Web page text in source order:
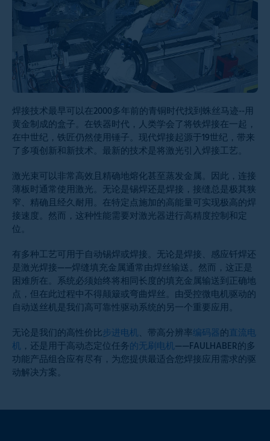
焊接技术最早可以在2000多年前的青铜时代找到蛛丝马迹--用
黄金制成的盒子。在铁器时代，人类学会了将铁焊接在一起，
在中世纪，铁匠仍然使用锤子。现代焊接起源于19世纪，带来
了多项创新和新技术。最新的技术是将激光引入焊接工艺。
激光束可以非常高效且精确地熔化甚至蒸发金属。因此，连接
薄板时通常使用激光。无论是锡焊还是焊接，接缝总是极其狭
窄、精确且经久耐用。在特定点施加的高能量可实现极高的焊
接速度。然而，这种性能需要对激光器进行高精度控制和定
位。
有多种工艺可用于自动锡焊或焊接。无论是焊接、感应钎焊还
是激光焊接——焊缝填充金属通常由焊丝输送。然而，这正是
困难所在。系统必须始终将相同长度的填充金属输送到正确地
点，但在此过程中不得颠簸或弯曲焊丝。由受控微电机驱动的
自动送丝机是我们高可靠性驱动系统的另一个重要应用。
无论是我们的高性价比步进电机、带高分辨率编码器的直流电
机 ，还是用于高动态定位任务的无刷电机——FAULHABER的多
功能产品组合应有尽有，为您提供最适合您焊接应用需求的驱
动解决方案。